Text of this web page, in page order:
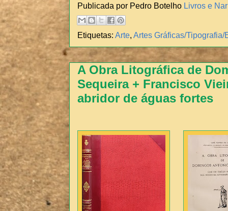
Publicada por Pedro Botelho Livros e
Etiquetas: Arte, Artes Gráficas/Tipografia/
A Obra Litográfica de
Sequeira + Francisco
abridor de águas fortes